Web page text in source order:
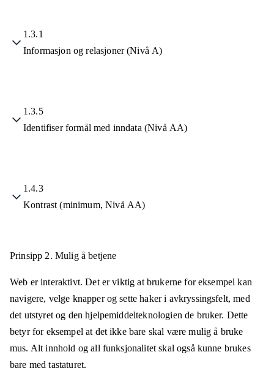
1.3.1
Informasjon og relasjoner (Nivå A)
1.3.5
Identifiser formål med inndata (Nivå AA)
1.4.3
Kontrast (minimum, Nivå AA)
Prinsipp 2. Mulig å betjene
Web er interaktivt. Det er viktig at brukerne for eksempel kan
navigere, velge knapper og sette haker i avkryssingsfelt, med
det utstyret og den hjelpemiddelteknologien de bruker. Dette
betyr for eksempel at det ikke bare skal være mulig å bruke
mus. Alt innhold og all funksjonalitet skal også kunne brukes
bare med tastaturet.